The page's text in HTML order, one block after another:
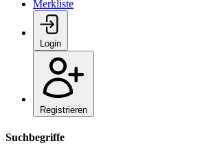
Merkliste
Login
Registrieren
Suchbegriffe